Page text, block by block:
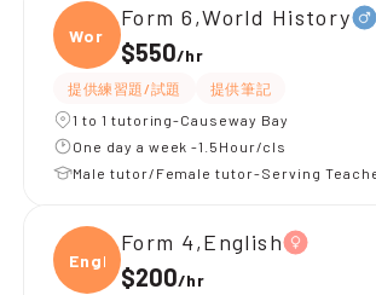
World
Form 6,World History
$550/hr
提供練習題/試題
提供筆記
1 to 1 tutoring-Causeway Bay
One day a week -1.5Hour/cls
Male tutor/Female tutor-Serving
Engli
Form 4,English
$200/hr